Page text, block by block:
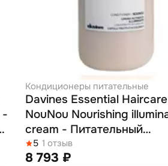
Кондиционеры питательные
Davines Essential Haircare
NouNou Nourishing
cream - Питательный
кондиционер 1000 мл
5 1 отзыв
8 793 ₽